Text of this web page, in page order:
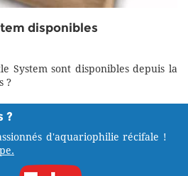
disponibles
System sont disponibles depuis la
?
?
d'aquariophilie récifale !